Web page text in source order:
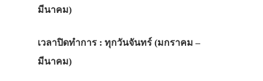
มีนาคม)
เวลาปิดทำการ : ทุกวันจันทร์ (มกราคม –
มีนาคม)